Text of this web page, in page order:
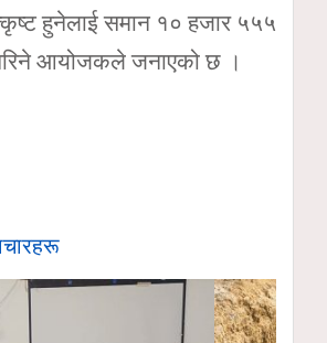
हुनेलाई समान १० हजार ५५५
आयोजकले जनाएको छ ।